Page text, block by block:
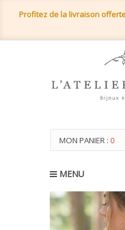
Profitez de la livraison
MON PANIER : 0
MENU